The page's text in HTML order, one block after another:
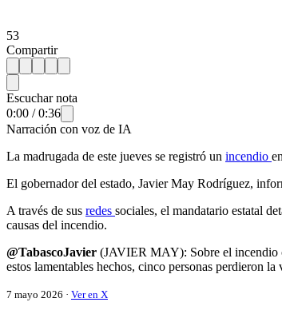
53
Compartir
Escuchar nota
0:00 /0:36
Narración con voz de IA
La madrugada de este jueves se registró un incendio
El gobernador del estado, Javier May Rodríguez,
A través de sus redes sociales, el mandatario estatal
causas del incendio.
@TabascoJavier (JAVIER MAY): Sobre el incendio
estos lamentables hechos, cinco personas perdieron
7 mayo 2026 · Ver en X